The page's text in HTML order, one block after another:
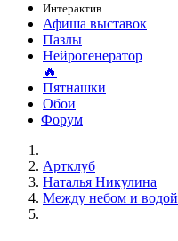
Интерактив
Афиша выставок
Пазлы
Нейрогенератор
🔥
Пятнашки
Обои
Форум
Артклуб
Наталья Никулина
Между небом и водой